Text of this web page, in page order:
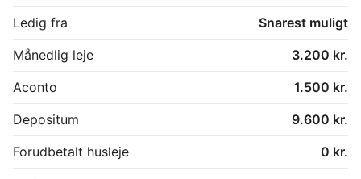
Ledig fra
Snarest muligt
Månedlig leje
3.200 kr.
Aconto
1.500 kr.
Depositum
9.600 kr.
Forudbetalt husleje
0 kr.